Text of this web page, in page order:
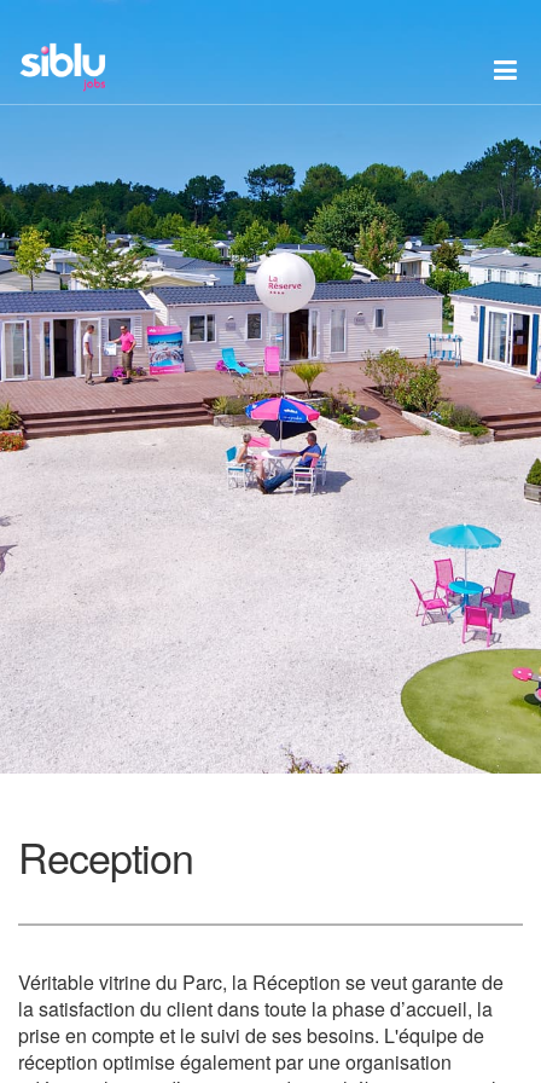
Reception
Véritable vitrine du Parc, la Réception se veut garante de
la satisfaction du client dans toute la phase d’accueil, la
prise en compte et le suivi de ses besoins. L'équipe de
réception optimise également par une organisation